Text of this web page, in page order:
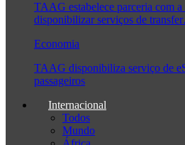
TAAG estabelece parceria com a
disponibilizar serviços de
Economia
TAAG disponibiliza serviço de
passageiros
Internacional
Todos
Mundo